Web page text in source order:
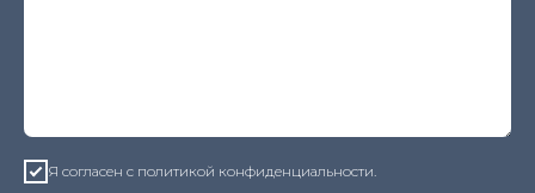
Я согласен с политикой конфиденциальности.